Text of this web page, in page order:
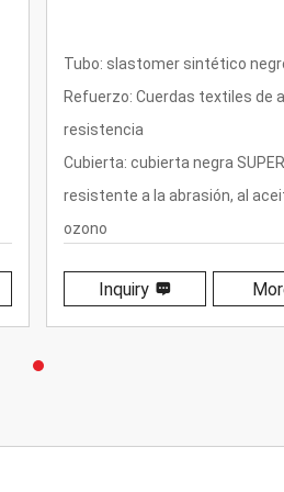
Tubo: elastómero sintético
Refuerzo: Cuerdas textiles de
resistencia
Cubierta: elastómero sintético
resistente a la abrasión, al
ozono
-27Bar (400PSI)
Rango de temperatura:--30 ℃
Inquiry